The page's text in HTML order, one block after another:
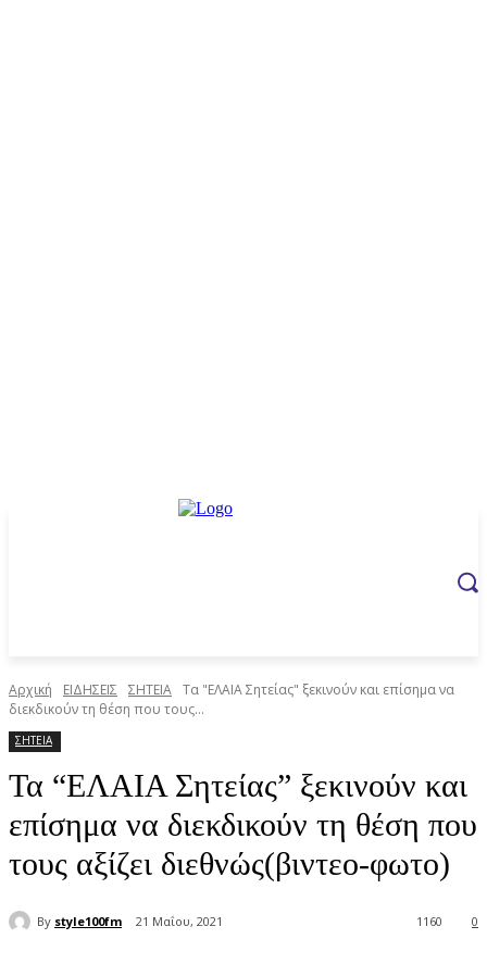
Αρχική ΕΙΔΗΣΕΙΣ ΣΗΤΕΙΑ Τα "ΕΛΑΙΑ Σητείας" ξεκινούν και επίσημα να
διεκδικούν τη θέση που τους...
ΣΗΤΕΙΑ
Τα “ΕΛΑΙΑ Σητείας” ξεκινούν και
επίσημα να διεκδικούν τη θέση που
τους αξίζει διεθνώς(βιντεο-φωτο)
By style100fm 21 Μαΐου, 2021 0
1160